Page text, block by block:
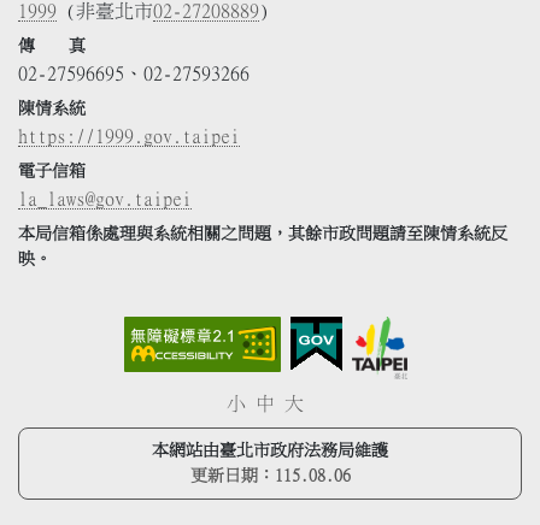
1999 (非臺北市02-27208889)
傳 真
02-27596695、02-27593266
陳情系統
https://1999.gov.taipei
電子信箱
la_laws@gov.taipei
本局信箱係處理與系統相關之問題，其餘市政問題請至陳情系統反
映。
小 中 大
本網站由臺北市政府法務局維護
更新日期： 115.08.06